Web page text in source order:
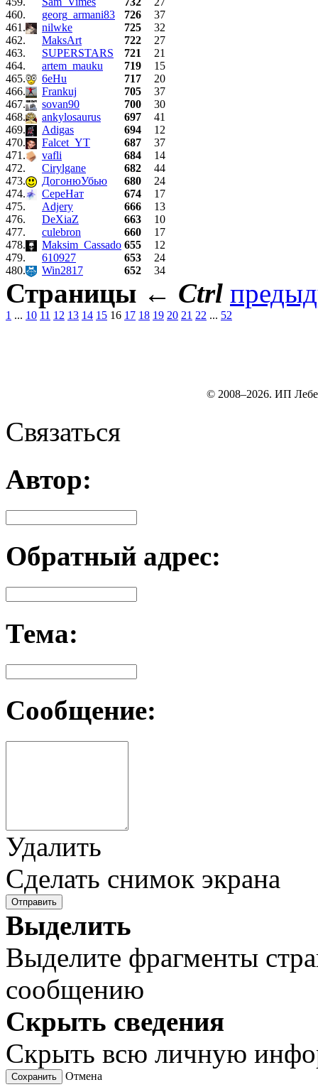
460.
georg_armani83 726
37
461.
nilwke 725
32
462.
MaksArt 722
27
463.
SUPERSTARS 721
21
464.
artem_mauku 719
15
465.
6eHu 717
20
466.
Frankuj 705
37
467.
sovan90 700
30
468.
ankylosaurus 697
41
469.
Adigas 694
12
470.
Falcet_YT 687
37
471.
vafli 684
14
472.
Cirylgane 682
44
473.
ДогонюУбью 680
24
474.
СереНат 674
17
475.
Adjery 666
13
476.
DeXiaZ 663
10
477.
culebron 660
17
478.
Maksim_Cassado 655
12
479.
610927 653
24
480.
Win2817 652 34
Страницы ← Ctrl
1 ... 10 11 12 13 14 15 16 17 18 19 20 21 22 ... 52
© 2008–2026. ИП
Связаться
Автор:
Обратный адрес:
Тема:
Сообщение:
Удалить
Сделать снимок экрана
Отправить
Выделить
Выделите фрагменты
сообщению
Скрыть сведения
Скрыть всю личную
Сохранить Отмена